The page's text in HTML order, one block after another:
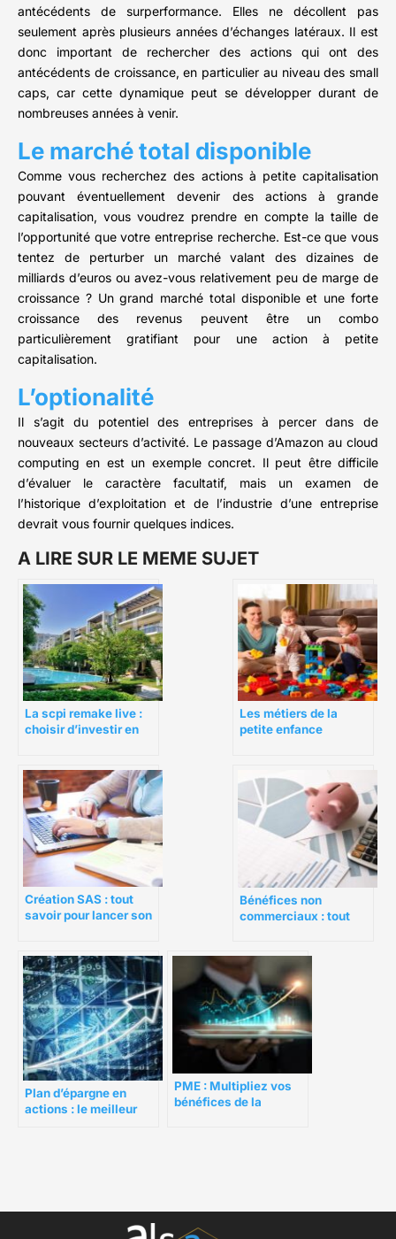
antécédents de surperformance. Elles ne décollent pas
seulement après plusieurs années d’échanges latéraux. Il est
donc important de rechercher des actions qui ont des
antécédents de croissance, en particulier au niveau des small
caps, car cette dynamique peut se développer durant de
nombreuses années à venir.
Le marché total disponible
Comme vous recherchez des actions à petite capitalisation
pouvant éventuellement devenir des actions à grande
capitalisation, vous voudrez prendre en compte la taille de
l’opportunité que votre entreprise recherche. Est-ce que vous
tentez de perturber un marché valant des dizaines de
milliards d’euros ou avez-vous relativement peu de marge de
croissance ? Un grand marché total disponible et une forte
croissance des revenus peuvent être un combo
particulièrement gratifiant pour une action à petite
capitalisation.
L’optionalité
Il s’agit du potentiel des entreprises à percer dans de
nouveaux secteurs d’activité. Le passage d’Amazon au cloud
computing en est un exemple concret. Il peut être difficile
d’évaluer le caractère facultatif, mais un examen de
l’historique d’exploitation et de l’industrie d’une entreprise
devrait vous fournir quelques indices.
A LIRE SUR LE MEME SUJET
La scpi remake live :
choisir d’investir en
Les métiers de la
petite enfance
Création SAS : tout
savoir pour lancer son
Bénéfices non
commerciaux : tout
Plan d’épargne en
actions : le meilleur
PME : Multipliez vos
bénéfices de la